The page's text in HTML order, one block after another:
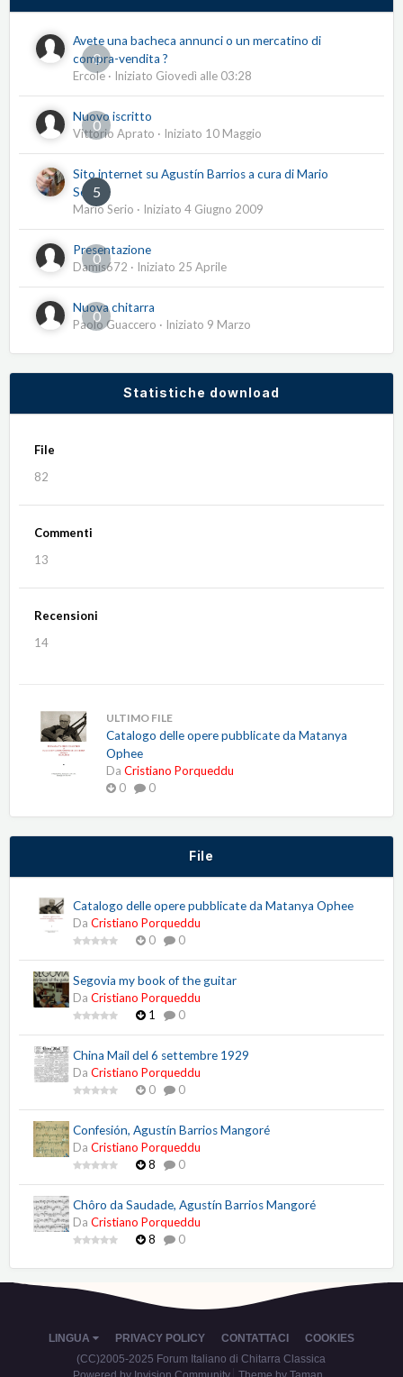
0
Avete una bacheca annunci o un mercatino di
compra-vendita ?
Ercole · Iniziato Giovedì alle 03:28
0
Nuovo iscritto
Vittorio Aprato · Iniziato 10 Maggio
5
Sito internet su Agustín Barrios a cura di Mario
Serio
Mario Serio · Iniziato 4 Giugno 2009
0
Presentazione
Damis672 · Iniziato 25 Aprile
0
Nuova chitarra
Paolo Guaccero · Iniziato 9 Marzo
Statistiche download
File
82
Commenti
13
Recensioni
14
ULTIMO FILE
Catalogo delle opere pubblicate da Matanya
Ophee
Da Cristiano Porqueddu
0
0
File
Catalogo delle opere pubblicate da Matanya Ophee
Da Cristiano Porqueddu
0
0
Segovia my book of the guitar
Da Cristiano Porqueddu
1
0
China Mail del 6 settembre 1929
Da Cristiano Porqueddu
0
0
Confesión, Agustín Barrios Mangoré
Da Cristiano Porqueddu
8
0
Chôro da Saudade, Agustín Barrios Mangoré
Da Cristiano Porqueddu
8
0
LINGUA PRIVACY POLICY CONTATTACI
COOKIES
(CC)2005-2025 Forum Italiano di Chitarra Classica